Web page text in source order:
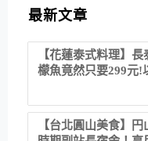
最新文章
【花蓮泰式料理】
檬魚竟然只要299元!
【台北圓山美食】